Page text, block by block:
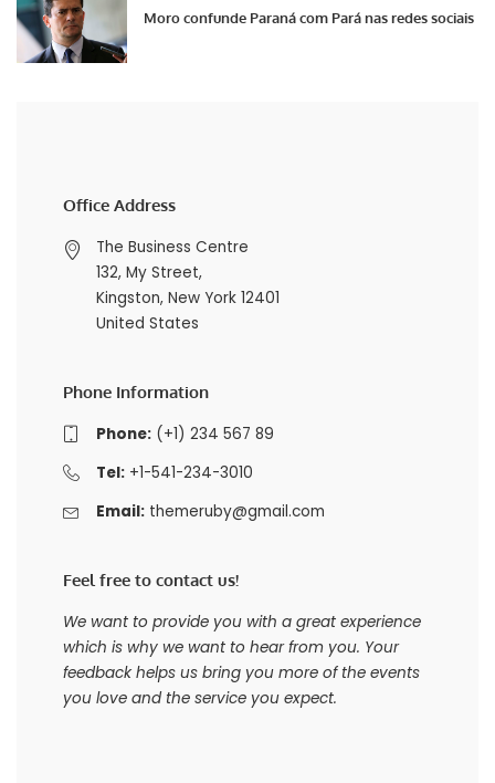
Moro confunde Paraná com Pará nas redes sociais
Office Address
The Business Centre
132, My Street,
Kingston, New York 12401
United States
Phone Information
Phone:(+1) 234 567 89
Tel:+1-541-234-3010
Email: themeruby@gmail.com
Feel free to contact us!
We want to provide you with a great experience
which is why we want to hear from you. Your
feedback helps us bring you more of the events
you love and the service you expect.